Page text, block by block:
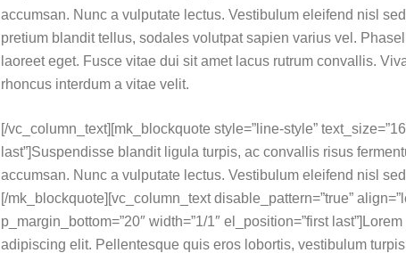
accumsan. Nunc a vulputate lectus. Vestibulum eleifend nisl
pretium blandit tellus, sodales volutpat sapien varius vel.
laoreet eget. Fusce vitae dui sit amet lacus rutrum convallis.
rhoncus interdum a vitae velit.
[/vc_column_text][mk_blockquote style=”line-style”
last”]Suspendisse blandit ligula turpis, ac convallis risus
accumsan. Nunc a vulputate lectus. Vestibulum eleifend nisl
[/mk_blockquote][vc_column_text disable_pattern=”true”
p_margin_bottom=”20″ width=”1/1″ el_position=”first
adipiscing elit. Pellentesque quis eros lobortis, vestibulum